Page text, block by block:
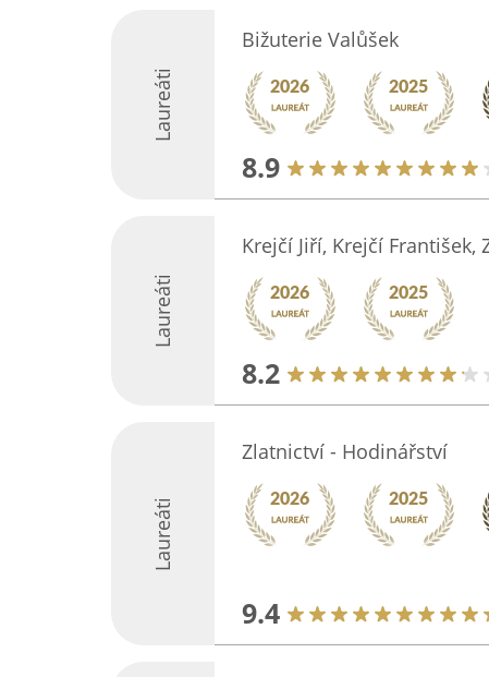
Laureáti
Bižuterie Valůšek
8.9
Laureáti
Krejčí Jiří, Krejčí
8.2
Laureáti
Zlatnictví - Hodinářství
9.4